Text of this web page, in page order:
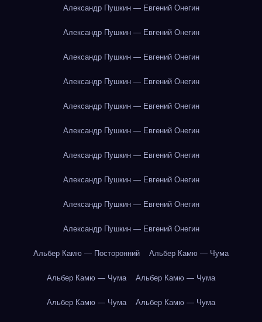
Александр Пушкин — Евгений Онегин
Александр Пушкин — Евгений Онегин
Александр Пушкин — Евгений Онегин
Александр Пушкин — Евгений Онегин
Александр Пушкин — Евгений Онегин
Александр Пушкин — Евгений Онегин
Александр Пушкин — Евгений Онегин
Александр Пушкин — Евгений Онегин
Александр Пушкин — Евгений Онегин
Александр Пушкин — Евгений Онегин
Альбер Камю — Посторонний Альбер Камю — Чума
Альбер Камю — Чума Альбер Камю — Чума
Альбер Камю — Чума Альбер Камю — Чума